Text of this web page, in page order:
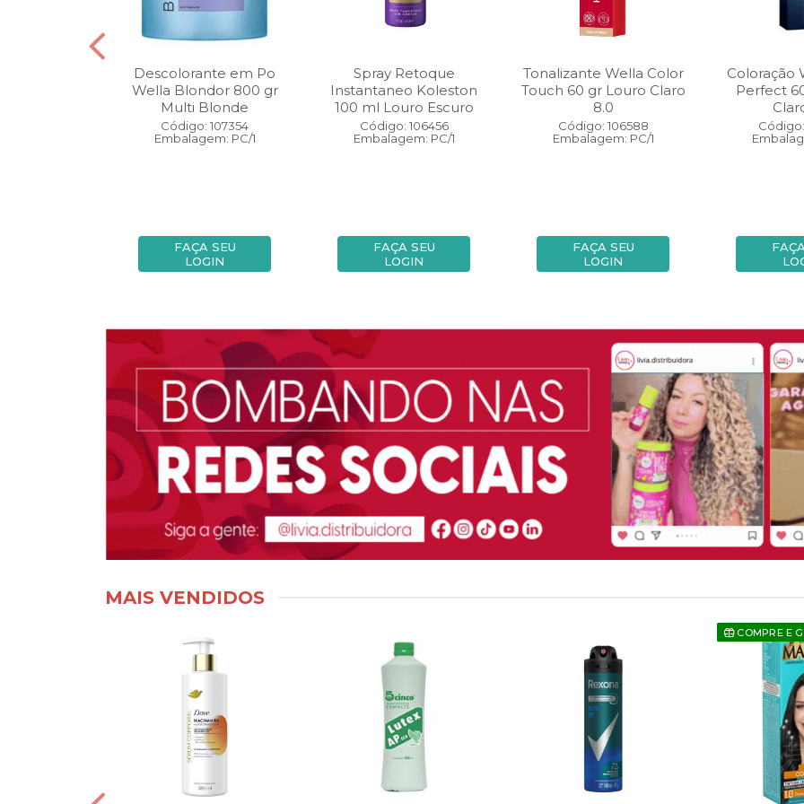
Descolorante em Po
Wella Blondor 800 gr
Multi Blonde
Código: 107354
Embalagem: PC/1
FAÇA SEU
LOGIN
Spray Retoque
Instantaneo Koleston
100 ml Louro Escuro
Código: 106456
Embalagem: PC/1
FAÇA SEU
LOGIN
Tonalizante Wella Color
Touch 60 gr Louro Claro
8.0
Código: 106588
Embalagem: PC/1
FAÇA SEU
LOGIN
Coloração
Perfect
MAIS VENDIDOS
COMPRE E